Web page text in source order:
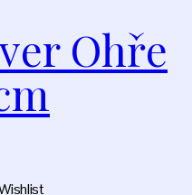
Ohře